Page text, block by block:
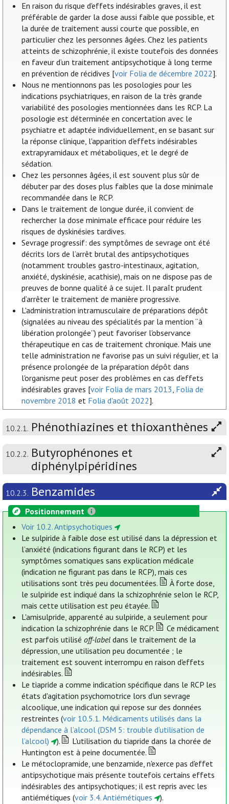
En raison du risque d'effets indésirables graves, il est
préférable de garder la dose aussi faible que possible, et
la durée de traitement aussi courte que possible, en
particulier chez les personnes âgées. Chez les patients
atteints de schizophrénie, il existe toutefois des données
en faveur d’un traitement antipsychotique à long terme
en prévention de récidives [voir Folia de décembre 2022].
Nous ne mentionnons pas les posologies pour les
indications psychiatriques, en raison de la très grande
variabilité des posologies mentionnées dans les RCP. La
posologie est déterminée en concertation avec le
psychiatre et adaptée individuellement, en se basant sur
la réponse clinique, l'apparition d'effets indésirables
extrapyramidaux et métaboliques, et le degré de
sédation.
Chez les personnes âgées, il est souvent plus sûr de
débuter par des doses plus faibles que la dose minimale
recommandée dans le RCP.
Dans le traitement de longue durée, il convient de
rechercher la dose minimale efficace pour réduire les
risques de dyskinésies tardives.
Sevrage progressif: des symptômes de sevrage ont été
décrits lors de l’arrêt brutal des antipsychotiques
(notamment troubles gastro-intestinaux, agitation,
anxiété, dyskinésie, acathisie), mais on ne dispose pas de
preuves de bonne qualité à ce sujet. Il paraît prudent
d’arrêter le traitement de manière progressive.
L'administration intramusculaire de préparations dépôt
(signalées au niveau des spécialités par la mention “à
libération prolongée”) peut favoriser l'observance
thérapeutique en cas de traitement chronique. Mais une
telle administration ne favorise pas un suivi régulier, et la
présence prolongée de la préparation dépôt dans
l'organisme peut poser des problèmes en cas d’effets
indésirables graves [voir Folia de mars 2013, Folia de
novembre 2018 et Folia d'août 2022].
10.2.1. Phénothiazines et thioxanthènes
10.2.2. Butyrophénones et
diphénylpipéridines
10.2.3. Benzamides
Positionnement
Voir 10.2. Antipsychotiques
Le sulpiride à faible dose est utilisé dans la dépression et
l’anxiété (indications figurant dans le RCP) et les
symptômes somatiques sans explication médicale
(indication ne figurant pas dans le RCP), mais ces
utilisations sont très peu documentées.
À forte dose,
le sulpiride est indiqué dans la schizophrénie selon le RCP,
mais cette utilisation est peu étayée.
L'amisulpride, apparenté au sulpiride, a seulement pour
indication la schizophrénie dans le RCP.
Ce médicament
est parfois utiliséoff-label dans le traitement de la
dépression, une utilisation peu documentée ; le
traitement est souvent interrompu en raison d'effets
indésirables.
Le tiapride a comme indication spécifique dans le RCP les
états d'agitation psychomotrice lors d'un sevrage
alcoolique, une indication qui repose sur des données
restreintes (voir 10.5.1. Médicaments utilisés dans la
dépendance à l’alcool (DSM 5: trouble d’utilisation de
l’alcool)
).
L'utilisation du tiapride dans la chorée de
Huntington est à peine documentée.
Le métoclopramide, une benzamide, n'exerce pas d'effet
antipsychotique mais présente toutefois certains effets
indésirables des antipsychotiques; il est repris avec les
antiémétiques (voir 3.4. Antiémétiques ).